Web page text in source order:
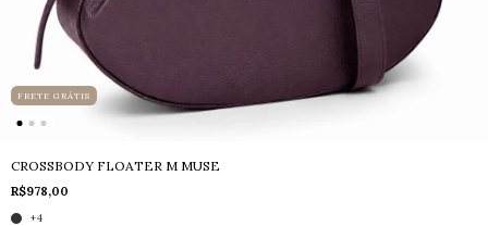
FRETE GRÁTIS
CROSSBODY FLOATER M MUSE
R$978,00
+4